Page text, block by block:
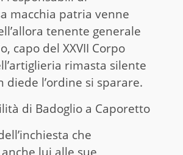
macchia patria venne
tenente generale
capo del XXVII Corpo
rimasta silente
diede l’ordine si sparare.
di Badoglio a Caporetto
che
lui alle sue